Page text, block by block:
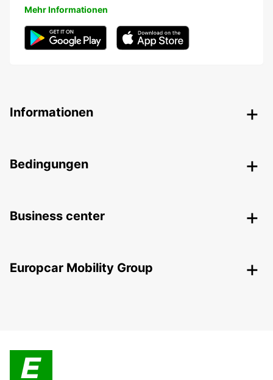
Mehr Informationen
Informationen
Bedingungen
Business center
Europcar Mobility Group